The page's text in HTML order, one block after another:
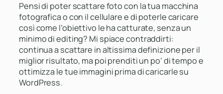
Pensi di poter scattare foto con la tua macchina
fotografica o con il cellulare e di poterle caricare
così come l’obiettivo le ha catturate, senza un
minimo di editing? Mi spiace contraddirti:
continua a scattare in altissima definizione per il
miglior risultato, ma poi prenditi un po’ di tempo e
ottimizza le tue immagini prima di caricarle su
WordPress.